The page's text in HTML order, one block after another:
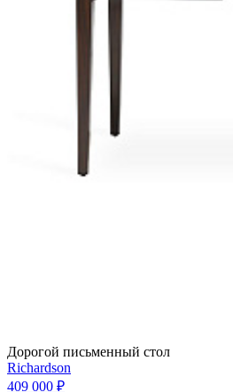
Дорогой письменный стол
Richardson
409 000 ₽